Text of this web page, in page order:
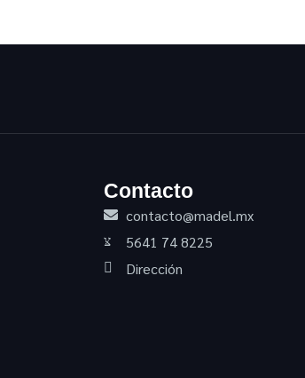
Contacto
contacto@madel.mx
5641 74 8225
Dirección